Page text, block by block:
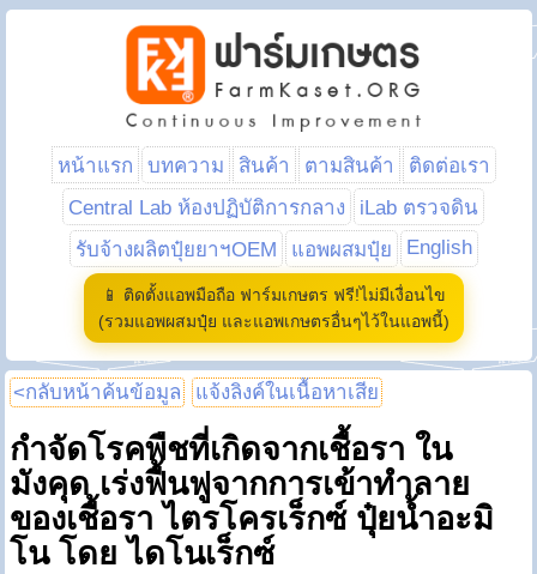
หน้าแรก บทความ สินค้า ตามสินค้า
ติดต่อเรา
Central Lab ห้องปฏิบัติการกลาง
iLab ตรวจดิน
รับจ้างผลิตปุ๋ยยาฯOEM
แอพผสมปุ๋ย English
📱 ติดตั้งแอพมือถือ ฟาร์มเกษตร ฟรี!ไม่มีเงื่อนไข
(รวมแอพผสมปุ๋ย และแอพเกษตรอื่นๆไว้ในแอพนี้)
<กลับหน้าค้นข้อมูล แจ้งลิงค์ในเนื้อหาเสีย
กำจัดโรคพืชที่เกิดจากเชื้อรา ใน
มังคุด เร่งฟื้นฟูจากการเข้าทำลาย
ของเชื้อรา ไตรโครเร็กซ์ ปุ๋ยน้ำอะมิ
โน โดย ไดโนเร็กซ์